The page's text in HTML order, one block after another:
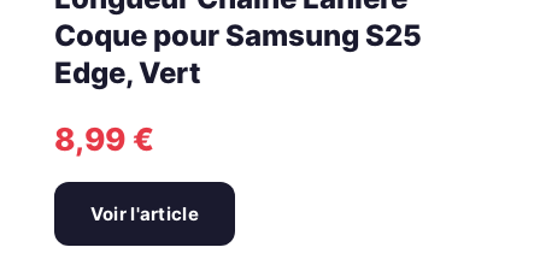
Coque pour Samsung S25
Edge, Vert
8,99 €
Voir l'article